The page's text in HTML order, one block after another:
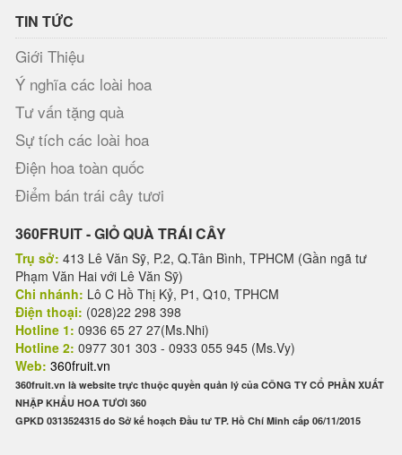
TIN TỨC
Giới Thiệu
Ý nghĩa các loài hoa
Tư vấn tặng quà
Sự tích các loài hoa
Điện hoa toàn quốc
Điểm bán trái cây tươi
360FRUIT - GIỎ QUÀ TRÁI CÂY
Trụ sở: 413 Lê Văn Sỹ, P.2, Q.Tân Bình, TPHCM (Gần ngã tư
Phạm Văn Hai với Lê Văn Sỹ)
Chi nhánh: Lô C Hồ Thị Kỷ, P1, Q10, TPHCM
Điện thoại: (028)22 298 398
Hotline 1: 0936 65 27 27(Ms.Nhi)
Hotline 2: 0977 301 303 - 0933 055 945 (Ms.Vy)
Web: 360fruit.vn
360fruit.vn là website trực thuộc quyền quản lý của CÔNG TY CỔ PHẦN XUẤT
NHẬP KHẨU HOA TƯƠI 360
GPKD 0313524315 do Sở kế hoạch Đầu tư TP. Hồ Chí Minh cấp 06/11/2015